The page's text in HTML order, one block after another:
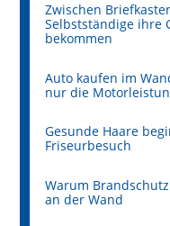
Zwischen
Selbstständige ihre
bekommen
Auto kaufen im
nur die
Gesunde Haare
Friseurbesuch
Warum
an der Wand